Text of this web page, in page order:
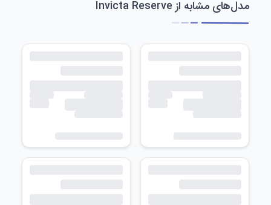
مدل‌های مشابه از Invicta Reserve